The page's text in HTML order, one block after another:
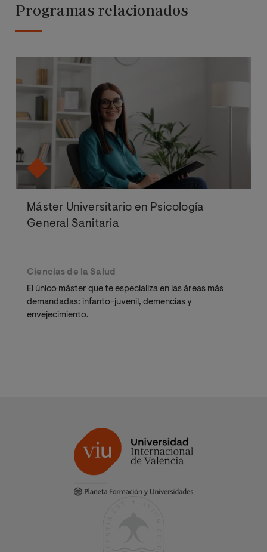
Programas relacionados
Máster Universitario en Psicología
General Sanitaria
Ciencias de la Salud
El único máster que te especializa en las áreas más
demandadas: infanto-juvenil, demencias y
envejecimiento.